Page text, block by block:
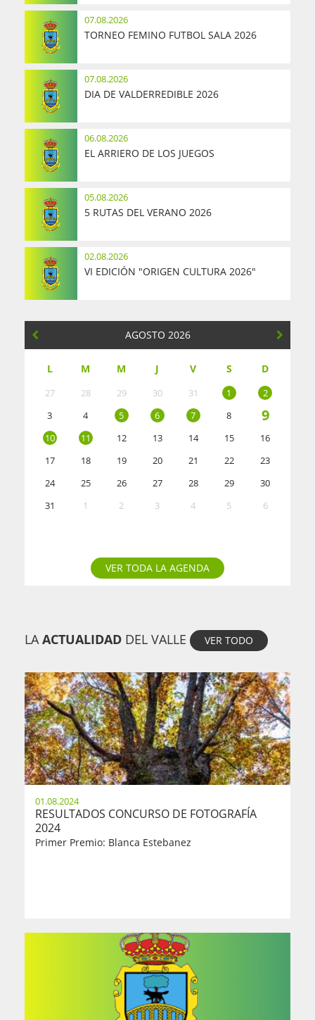
07.08.2026
TORNEO FEMINO FUTBOL SALA 2026
07.08.2026
DIA DE VALDERREDIBLE 2026
06.08.2026
EL ARRIERO DE LOS JUEGOS
05.08.2026
5 RUTAS DEL VERANO 2026
02.08.2026
VI EDICIÓN "ORIGEN CULTURA 2026"
AGOSTO 2026
L M M J V S D
27 28 29 30 31 1
2
3
4 5 6 7 8 9
10 11 12 13 14 15
16
17
18 19 20 21 22
23
24
25 26 27 28 29
30
31
1 2 3 4 5 6
VER TODA LA AGENDA
LA ACTUALIDAD DEL VALLE VER TODO
01.08.2024
RESULTADOS CONCURSO DE FOTOGRAFÍA
2024
Primer Premio: Blanca Estebanez